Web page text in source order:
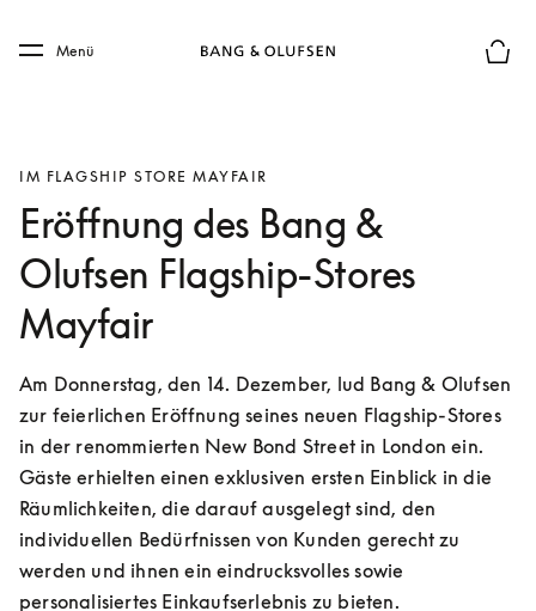
Skip to main footer
Menü
IM FLAGSHIP STORE MAYFAIR
Eröffnung des Bang &
Olufsen Flagship-Stores
Mayfair
Am Donnerstag, den 14. Dezember, lud Bang & Olufsen
zur feierlichen Eröffnung seines neuen Flagship-Stores
in der renommierten New Bond Street in London ein.
Gäste erhielten einen exklusiven ersten Einblick in die
Räumlichkeiten, die darauf ausgelegt sind, den
individuellen Bedürfnissen von Kunden gerecht zu
werden und ihnen ein eindrucksvolles sowie
personalisiertes Einkaufserlebnis zu bieten.